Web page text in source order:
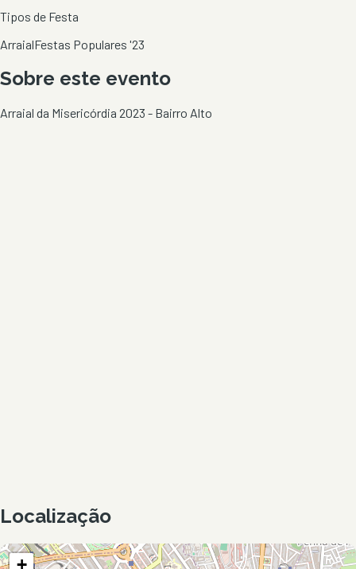
Tipos de Festa
ArraialFestas Populares '23
Sobre este evento
Arraial da Misericórdia 2023 - Bairro Alto
Localização
+